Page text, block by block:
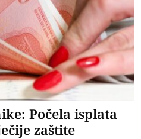
Počela isplata
zaštite